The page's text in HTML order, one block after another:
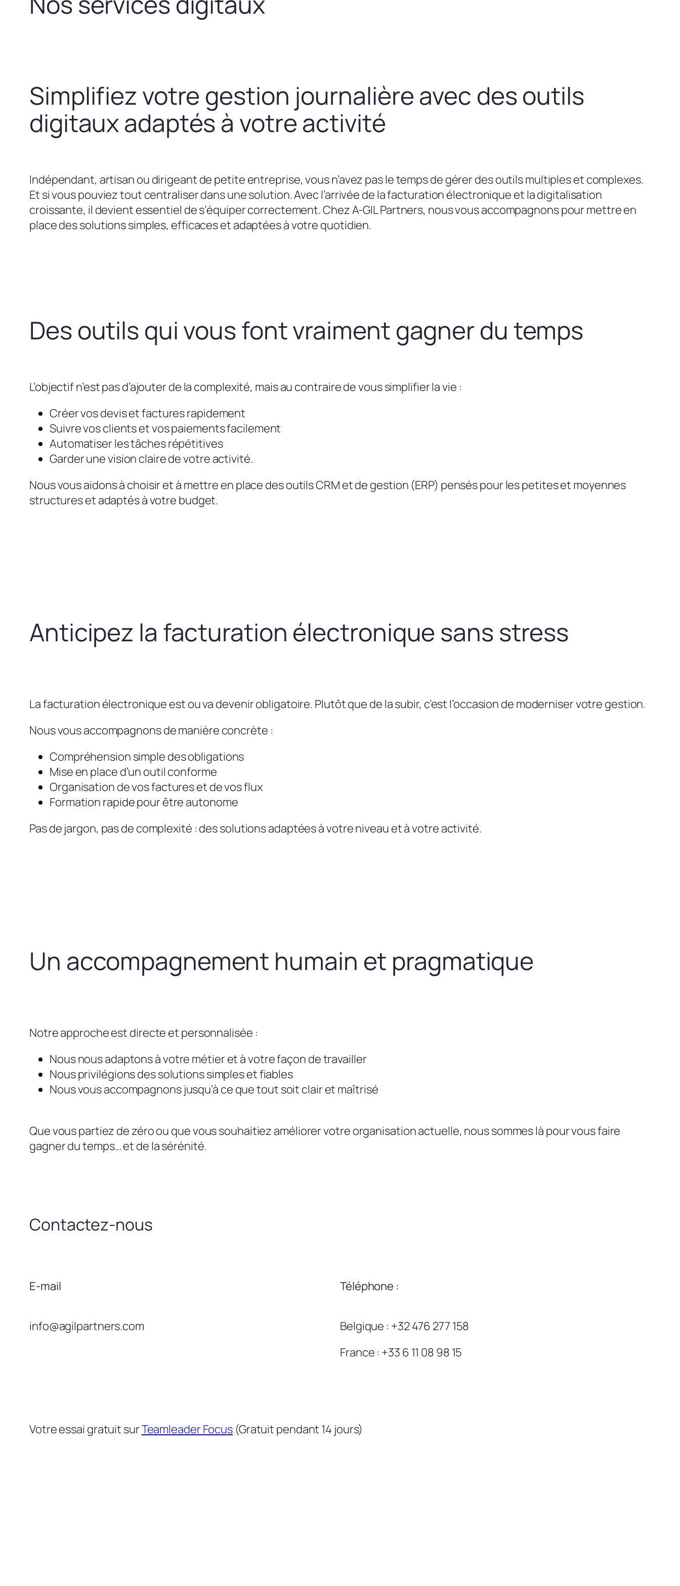
Simplifiez votre gestion journalière avec des outils
digitaux adaptés à votre activité
Indépendant, artisan ou dirigeant de petite entreprise, vous n’avez pas le temps de gérer des outils multiples et complexes.
Et si vous pouviez tout centraliser dans une solution. Avec l’arrivée de la facturation électronique et la digitalisation
croissante, il devient essentiel de s’équiper correctement. Chez A-GIL Partners, nous vous accompagnons pour mettre en
place des solutions simples, efficaces et adaptées à votre quotidien.
Des outils qui vous font vraiment gagner du temps
L’objectif n’est pas d’ajouter de la complexité, mais au contraire de vous simplifier la vie :
Créer vos devis et factures rapidement
Suivre vos clients et vos paiements facilement
Automatiser les tâches répétitives
Garder une vision claire de votre activité.
Nous vous aidons à choisir et à mettre en place des outils CRM et de gestion (ERP) pensés pour les petites et moyennes
structures et adaptés à votre budget.
Anticipez la facturation électronique sans stress
La facturation électronique est ou va devenir obligatoire. Plutôt que de la subir, c’est l’occasion de moderniser votre gestion.
Nous vous accompagnons de manière concrète :
Compréhension simple des obligations
Mise en place d’un outil conforme
Organisation de vos factures et de vos flux
Formation rapide pour être autonome
Pas de jargon, pas de complexité : des solutions adaptées à votre niveau et à votre activité.
Un accompagnement humain et pragmatique
Notre approche est directe et personnalisée :
Nous nous adaptons à votre métier et à votre façon de travailler
Nous privilégions des solutions simples et fiables
Nous vous accompagnons jusqu’à ce que tout soit clair et maîtrisé
Que vous partiez de zéro ou que vous souhaitiez améliorer votre organisation actuelle, nous sommes là pour vous faire
gagner du temps… et de la sérénité.
Contactez-nous
E-mail
info@agilpartners.com
Téléphone :
Belgique : +32 476 277 158
France : +33 6 11 08 98 15
Votre essai gratuit surTeamleader Focus (Gratuit pendant 14 jours)